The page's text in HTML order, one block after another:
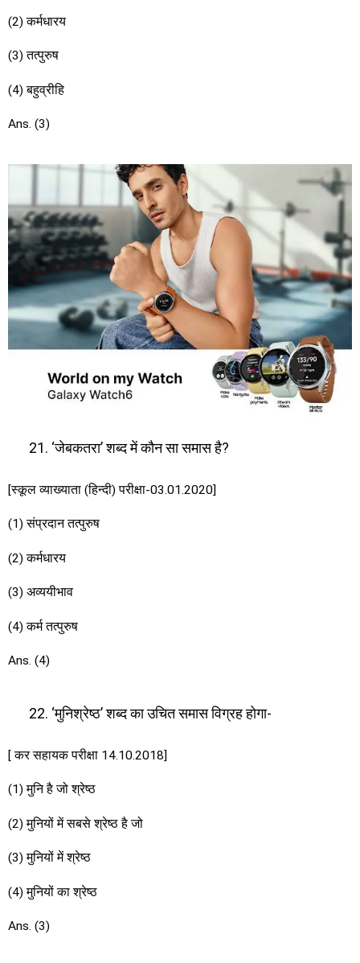
(2) कर्मधारय
(3) तत्पुरुष
(4) बहुव्रीहि
Ans. (3)
‘जेबकतरा’ शब्द में कौन सा समास है?
[स्कूल व्याख्याता (हिन्दी) परीक्षा-03.01.2020]
(1) संप्रदान तत्पुरुष
(2) कर्मधारय
(3) अव्ययीभाव
(4) कर्म तत्पुरुष
Ans. (4)
‘मुनिश्रेष्ठ’ शब्द का उचित समास विग्रह होगा-
[ कर सहायक परीक्षा 14.10.2018]
(1) मुनि है जो श्रेष्ठ
(2) मुनियों में सबसे श्रेष्ठ है जो
(3) मुनियों में श्रेष्ठ
(4) मुनियों का श्रेष्ठ
Ans. (3)